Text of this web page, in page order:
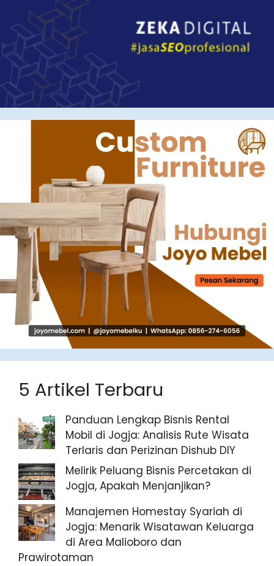
5 Artikel Terbaru
Panduan Lengkap Bisnis Rental
Mobil di Jogja: Analisis Rute Wisata
Terlaris dan Perizinan Dishub DIY
Melirik Peluang Bisnis Percetakan di
Jogja, Apakah Menjanjikan?
Manajemen Homestay Syariah di
Jogja: Menarik Wisatawan Keluarga
di Area Malioboro dan
Prawirotaman